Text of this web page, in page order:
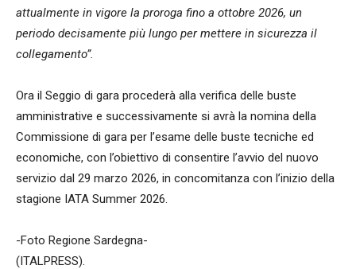
attualmente in vigore la proroga fino a ottobre 2026, un
periodo decisamente più lungo per mettere in sicurezza il
collegamento”.
Ora il Seggio di gara procederà alla verifica delle buste
amministrative e successivamente si avrà la nomina della
Commissione di gara per l’esame delle buste tecniche ed
economiche, con l’obiettivo di consentire l’avvio del nuovo
servizio dal 29 marzo 2026, in concomitanza con l’inizio della
stagione IATA Summer 2026.
-Foto Regione Sardegna-
(ITALPRESS).